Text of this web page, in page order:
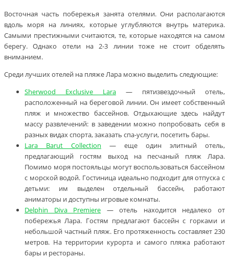
Восточная часть побережья занята отелями. Они располагаются
вдоль моря на линиях, которые углубляются внутрь материка.
Самыми престижными считаются, те, которые находятся на самом
берегу. Однако отели на 2-3 линии тоже не стоит обделять
вниманием.
Среди лучших отелей на пляже Лара можно выделить следующие:
Sherwood Exclusive Lara — пятизвездочный отель,
расположенный на береговой линии. Он имеет собственный
пляж и множество бассейнов. Отдыхающие здесь найдут
массу развлечений: в заведении можно попробовать себя в
разных видах спорта, заказать спа-услуги, посетить бары.
Lara Barut Collection — еще один элитный отель,
предлагающий гостям выход на песчаный пляж Лара.
Помимо моря постояльцы могут воспользоваться бассейном
с морской водой. Гостиница идеально подходит для отпуска с
детьми: им выделен отдельный бассейн, работают
аниматоры и доступны игровые комнаты.
Delphin Diva Premiere — отель находится недалеко от
побережья Лара. Гостям предлагают бассейн с горками и
небольшой частный пляж. Его протяженность составляет 230
метров. На территории курорта и самого пляжа работают
бары и рестораны.